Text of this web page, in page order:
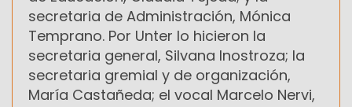
secretaria de Administración, Mónica
Temprano. Por Unter lo hicieron la
secretaria general, Silvana Inostroza; la
secretaria gremial y de organización,
María Castañeda; el vocal Marcelo Nervi,